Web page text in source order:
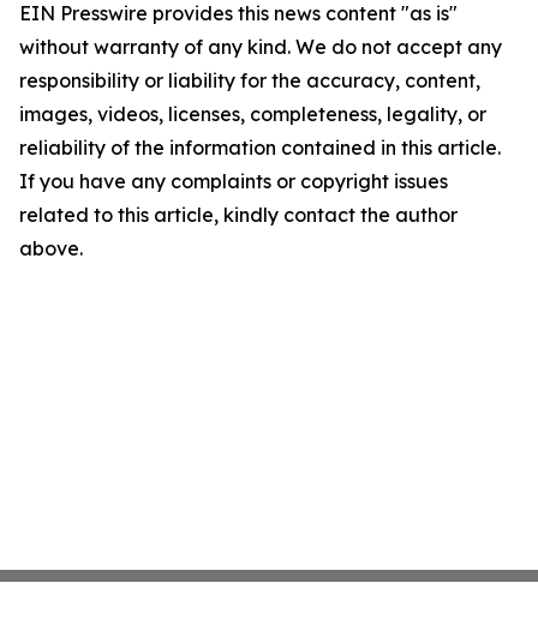
EIN Presswire provides this news content "as is"
without warranty of any kind. We do not accept any
responsibility or liability for the accuracy, content,
images, videos, licenses, completeness, legality, or
reliability of the information contained in this article.
If you have any complaints or copyright issues
related to this article, kindly contact the author
above.